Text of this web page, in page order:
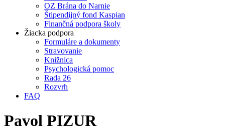
OZ Brána do Narnie
Štipendijný fond Kaspian
Finančná podpora školy
Žiacka podpora
Formuláre a dokumenty
Stravovanie
Knižnica
Psychologická pomoc
Rada 26
Rozvrh
FAQ
Pavol PIZUR